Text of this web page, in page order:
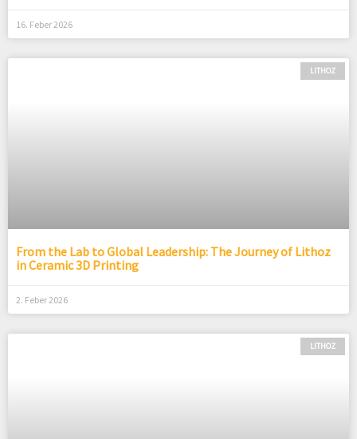
16. Feber 2026
LITHOZ
From the Lab to Global Leadership: The Journey of Lithoz
in Ceramic 3D Printing
2. Feber 2026
LITHOZ